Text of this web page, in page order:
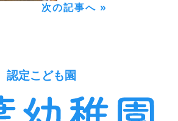
次の記事へ »
認定こども園